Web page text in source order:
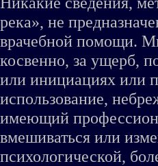
река», не
врачебной помощи.
косвенно, за ущерб,
или инициациях или
использование,
имеющий
вмешиваться или
психологической,